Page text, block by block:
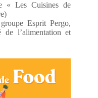
« Les Cuisines de
Esprit Pergo,
de l’alimentation et